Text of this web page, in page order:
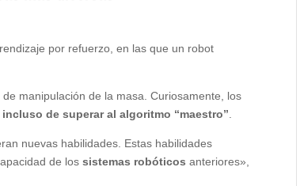
por refuerzo, en las que un robot
manipulación de la masa. Curiosamente, los
de superar al algoritmo “maestro”.
nuevas habilidades. Estas habilidades
de lossistemas robóticos anteriores»,